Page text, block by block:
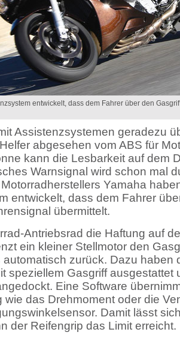
entwickelt, dass dem Fahrer über den
Assistenzsystemen geradezu
abgesehen vom ABS für
kann die Lesbarkeit auf dem
Warnsignal wird schon mal
Yamaha
entwickelt, dass dem Fahrer
übermittelt.
Antriebsrad die Haftung auf
ein kleiner Stellmotor den
zurück. Dazu haben
speziellem Gasgriff ausgestattet
Eine Software
wie das Drehmoment oder die
Damit lässt
der Reifengrip das Limit erreicht.